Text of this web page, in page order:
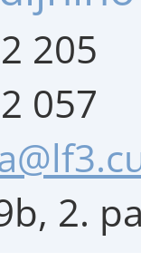
205
057
2.